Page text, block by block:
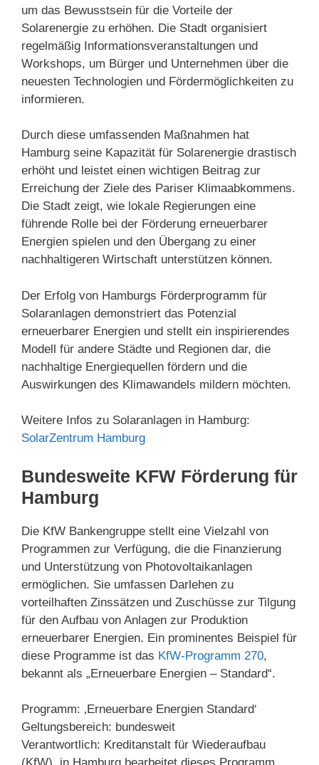
um das Bewusstsein für die Vorteile der
Solarenergie zu erhöhen. Die Stadt organisiert
regelmäßig Informationsveranstaltungen und
Workshops, um Bürger und Unternehmen über die
neuesten Technologien und Fördermöglichkeiten zu
informieren.
Durch diese umfassenden Maßnahmen hat
Hamburg seine Kapazität für Solarenergie drastisch
erhöht und leistet einen wichtigen Beitrag zur
Erreichung der Ziele des Pariser Klimaabkommens.
Die Stadt zeigt, wie lokale Regierungen eine
führende Rolle bei der Förderung erneuerbarer
Energien spielen und den Übergang zu einer
nachhaltigeren Wirtschaft unterstützen können.
Der Erfolg von Hamburgs Förderprogramm für
Solaranlagen demonstriert das Potenzial
erneuerbarer Energien und stellt ein inspirierendes
Modell für andere Städte und Regionen dar, die
nachhaltige Energiequellen fördern und die
Auswirkungen des Klimawandels mildern möchten.
Weitere Infos zu Solaranlagen in Hamburg:
SolarZentrum Hamburg
Bundesweite KFW Förderung für
Hamburg
Die KfW Bankengruppe stellt eine Vielzahl von
Programmen zur Verfügung, die die Finanzierung
und Unterstützung von Photovoltaikanlagen
ermöglichen. Sie umfassen Darlehen zu
vorteilhaften Zinssätzen und Zuschüsse zur Tilgung
für den Aufbau von Anlagen zur Produktion
erneuerbarer Energien. Ein prominentes Beispiel für
diese Programme ist das KfW-Programm 270,
bekannt als „Erneuerbare Energien – Standard“.
Programm: ‚Erneuerbare Energien Standard‘
Geltungsbereich: bundesweit
Verantwortlich: Kreditanstalt für Wiederaufbau